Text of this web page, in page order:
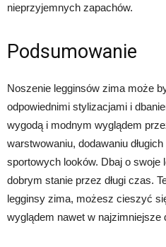
nieprzyjemnych zapachów.
Podsumowanie
Noszenie legginsów zima może
odpowiednimi stylizacjami i
wygodą i modnym wyglądem
warstwowaniu, dodawaniu
sportowych looków. Dbaj o swoje
dobrym stanie przez długi czas.
legginsy zima, możesz cieszyć
wyglądem nawet w najzimniejsze